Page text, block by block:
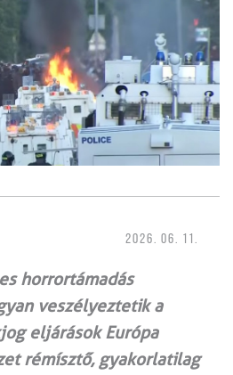
2026. 06. 11.
horrortámadás
veszélyeztetik a
eljárások Európa
rémísztő, gyakorlatilag